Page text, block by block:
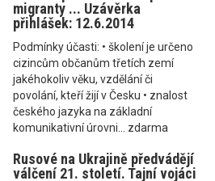
migranty ... Uzávěrka
přihlášek: 12.6.2014
Podmínky účasti: • školení je určeno
cizincům občanům třetích zemí
jakéhokoliv věku, vzdělání či
povolání, kteří žijí v Česku • znalost
českého jazyka na základní
komunikativní úrovni... zdarma
Rusové na Ukrajině předvádějí
válčení 21. století. Tajní vojáci